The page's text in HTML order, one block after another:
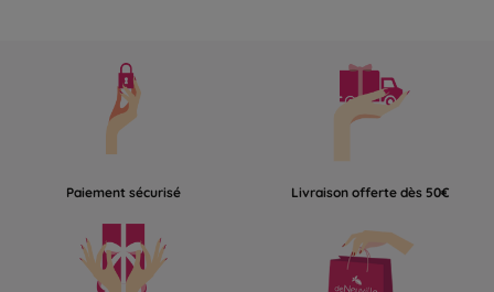
Paiement sécurisé Livraison offerte dès 50€